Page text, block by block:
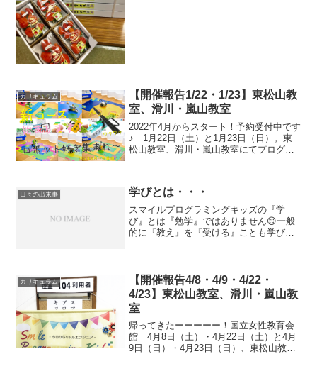
カリキュラム
【開催報告1/22・1/23】東松山教
室、滑川・嵐山教室
2022年4月からスタート！予約受付中です
♪ 1月22日（土）と1月23日（日）。東
松山教室、滑川・嵐山教室にてプログラ
た子どもたち...
日々の出来事 学びとは・・・
スマイルプログラミングキッズの『学
び』とは『勉学』ではありません😊一般
的に『教え』を『受ける』ことも学びで
想像力を膨らませます。自己...
カリキュラム
【開催報告4/8・4/9・4/22・
4/23】東松山教室、滑川・嵐山教
室
帰ってきたーーーーー！国立女性教育会
館 4月8日（土）・4月22日（土）と4月
9日（日）・4月23日（日）、東松山教室